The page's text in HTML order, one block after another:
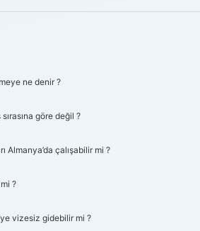
ne denir ?
göre değil ?
Almanya’da çalışabilir mi ?
?
vizesiz gidebilir mi ?